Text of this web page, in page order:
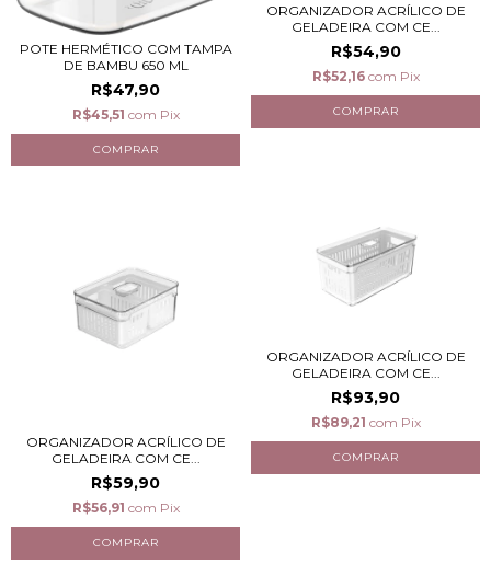
POTE HERMÉTICO COM TAMPA
DE BAMBU 650 ML
R$47,90
R$45,51 com Pix
ORGANIZADOR ACRÍLICO DE
GELADEIRA COM CE...
R$54,90
R$52,16 com Pix
ORGANIZADOR ACRÍLICO DE
GELADEIRA COM CE...
R$59,90
R$56,91 com Pix
ORGANIZADOR ACRÍLICO DE
GELADEIRA COM CE...
R$93,90
R$89,21 com Pix